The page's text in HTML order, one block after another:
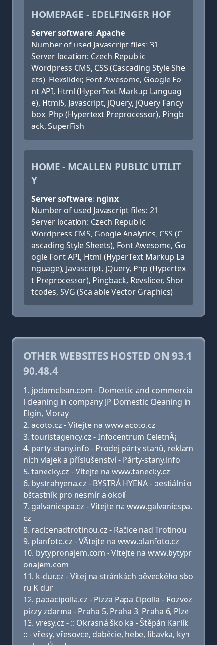
HOMEPAGE - EDELFINGER HOF
Server software: Apache
Number of used Javascript files: 31
Server location: Czech Republic
Wordpress CMS, CSS (Cascading Style She
ets), Flexslider, Font Awesome, Google Fo
nt API, Html (HyperText Markup Languag
e), Html5, Javascript, jQuery, jQuery Fancy
box, Php (Hypertext Preprocessor), Pingb
ack, SuperFish
HOME - MCALLEN PUBLIC UTILIT
Y
Server software: nginx
Number of used Javascript files: 21
Server location: Czech Republic
Wordpress CMS, Google Analytics, CSS (C
ascading Style Sheets), Font Awesome, Go
ogle Font API, Html (HyperText Markup La
nguage), Javascript, jQuery, Php (Hypertex
t Preprocessor), Pingback, Revslider, Shor
tcodes, SVG (Scalable Vector Graphics)
OTHER WEBSITES HOSTED ON 93.1
90.48.4
jpdomclean.com - Domestic and commercia
l cleaning in company JP Domestic Cleaning in
Elgin, Moray
acoto.cz - Vítejte na www.acoto.cz
touristagency.cz - Infocentrum CeletnÃ¡
party-stany.info - Prodej párty stanů, reklam
ních vlajek a příslušenství - Párty-stany.info
tanecky.cz - Vítejte na www.tanecky.cz
bystrahyena.cz - BYSTRÁ HYENA - bestiální o
bšťastník pro nesmír a okolí
galvanicspa.cz - Vítejte na www.galvanicspa.
cz
racicenadtrotinou.cz - Račice nad Trotinou
planfoto.cz - VÃ­tejte na www.planfoto.cz
bytypronajem.com - Vítejte na www.bytypr
onajem.com
k-dur.cz - Vítej na stránkách pěveckého sbo
ru K dur
papacipolla.cz - Pizza Papa Cipolla - Rozvoz
pizzy zdarma - Praha 5, Praha 3, Praha 6, Plze
vresy.cz - :: Okrasná školka - Štěpán Karlík
:: - vřesy, vřesovce, dabécie, hebe, libavka, kyh